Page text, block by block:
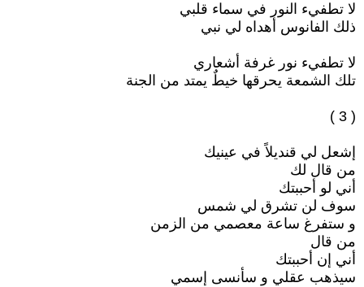
لا تطفيء النور في سماء قلبي
ذلك الفانوس أهداه لي نبي
لا تطفيء نور غرفة أشعاري
تلك الشمعة يحرقها خيطٌ يمتد من الجنة
( 3 )
إشعل لي قنديلاً في عينيك
من قال لك
أني لو أحببتك
سوف لن تشرق لي شمس
و ستفرغ ساعة معصمي من الزمن
من قال
أني إن أحببتك
سيذهب عقلي و سأنسى إسمي